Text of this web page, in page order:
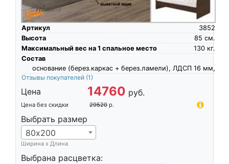
Артикул
3852
Высота
см.
85
Максимальный вес на 1 спальное место
кг.
130
Состав
основание (берез.каркас + берез.ламели), ЛДСП 16 мм,
Отзывы покупателей (1)
Цена 14760 руб.
Цена без скидки 29520 р.
Выбрать размер
80х200
Ширина х Длина
Выбрана расцветка: